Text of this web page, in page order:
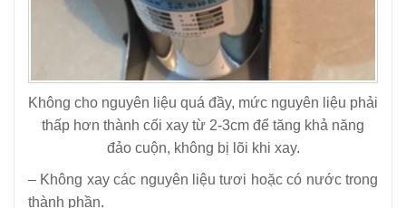
Không cho nguyên liệu quá đầy, mức nguyên liệu phải
thấp hơn thành cối xay từ 2-3cm để tăng khả năng
đảo cuộn, không bị lõi khi xay.
– Không xay các nguyên liệu tươi hoặc có nước trong
thành phần.